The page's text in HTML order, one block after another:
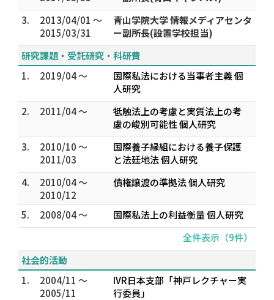
3.
2013/04/01 ～
2015/03/31
青山学院大学 情報メディアセンタ
ー副所長(設置学校担当)
研究課題・受託研究・科研費
1.
2019/04 ～
国際私法における当事者主義 個
人研究
2.
2011/04 ～
牴触法上の考慮と実質法上の考
慮の峻別可能性 個人研究
3.
2010/10 ～
2011/03
国際養子縁組における養子保護
と法廷地法 個人研究
4.
2010/04 ～
2010/12
債権譲渡の準拠法 個人研究
5. 2008/04 ～
国際私法上の利益衡量 個人研究
全件表示（9件）
社会的活動
1.
2004/11 ～
2005/11
IVR日本支部「神戸レクチャー実
行委員」